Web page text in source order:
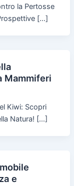
la Pertosse
[…]
Mammiferi
Kiwi: Scopri
Natura! […]
e